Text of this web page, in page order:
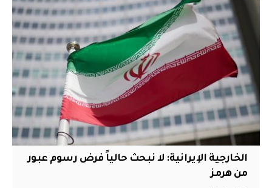
الخارجية الإيرانية: لا نبحث حالياً فرض رسوم عبور
من هرمز